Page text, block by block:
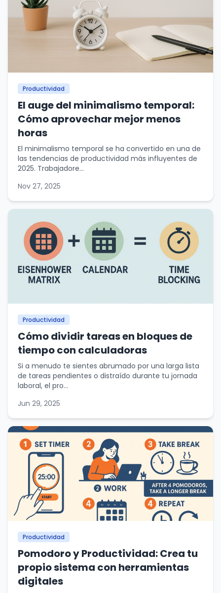
Productividad
El auge del minimalismo temporal:
Cómo aprovechar mejor menos
horas
El minimalismo temporal se ha convertido en una de
las tendencias de productividad más influyentes de
2025. Trabajadore...
Nov 27, 2025
Productividad
Cómo dividir tareas en bloques de
tiempo con calculadoras
Si a menudo te sientes abrumado por una larga lista
de tareas pendientes o distraído durante tu jornada
laboral, el pro...
Jun 29, 2025
Productividad
Pomodoro y Productividad: Crea tu
propio sistema con herramientas
digitales